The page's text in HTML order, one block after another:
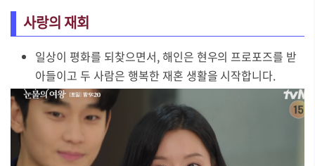
사랑의 재회
일상이 평화를 되찾으면서, 해인은 현우의 프로포즈를 받
아들이고 두 사람은 행복한 재혼 생활을 시작합니다.